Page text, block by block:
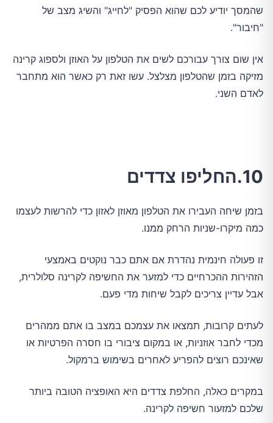
שהמסך יודיע לכם שהוא הפסיק "לחייג" והשיג מצב של
"חיבור".
אין שום צורך עבורכם לשים את הטלפון על האוזן ולספוג קרינה
מזיקה בזמן שהטלפון מצלצל. עשו זאת רק כאשר הוא מתחבר
לאדם השני.
10.החליפו צדדים
בזמן שיחה העבירו את הטלפון מאוזן לאזון כדי להרשות לעצמו
כמה מיקרו-שניות הרחק ממנו.
זו פעולה חינמית נהדרת אם אתם כבר נוקטים באמצעי
הזהירות ההכרחיים כדי למזער את החשיפה לקרינה סלולרית,
אבל עדיין צריכים לקבל שיחות מדי פעם.
לעתים קרובות, תמצאו את עצמכם במצב בו אתם ממהרים
מכדי לחבר אוזניות, או במקום ציבורי בו חסרה הפרטיות או
שאינכם רוצים להפריע לאחרים בשימוש ברמקול.
במקרים כאלה, החלפת צדדים היא האופציה הטובה ביותר
שלכם למזעור חשיפה לקרינה.